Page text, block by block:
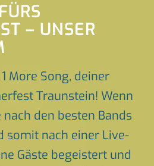
– UNSER
More Song, deiner
Traunstein! Wenn
den besten Bands
somit nach einer Live-
Gäste begeistert und